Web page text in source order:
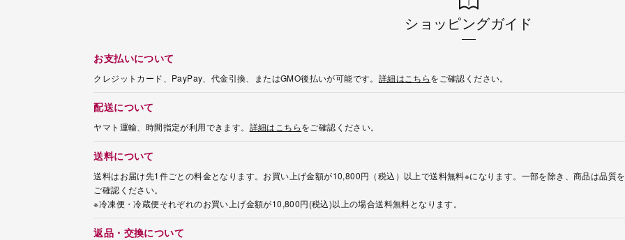
ショッピングガイド
お支払いについて
クレジットカード、PayPay、代金引換、またはGMO後払いが可能です。 詳細はこちらをご確認ください。
配送について
ヤマト運輸、時間指定が利用できます。 詳細はこちらをご確認ください。
送料について
送料はお届け先1件ごとの料金となります。お買い上げ金額が10,800円（税込）以上で送料無料※になります。一部を除き、商品は品質
ご確認ください。
※冷凍便・冷蔵便それぞれのお買い上げ金額が10,800円(税込)以上の場合送料無料となります。
返品・交換について